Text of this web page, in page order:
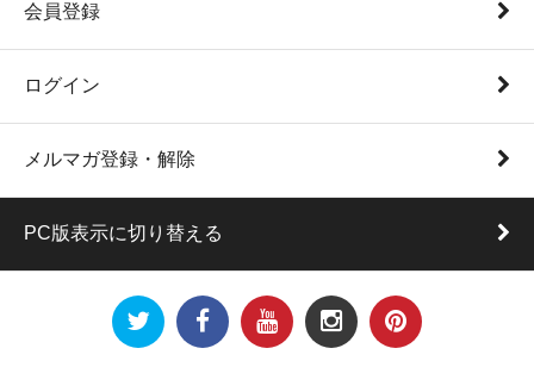
会員登録
ログイン
メルマガ登録・解除
PC版表示に切り替える